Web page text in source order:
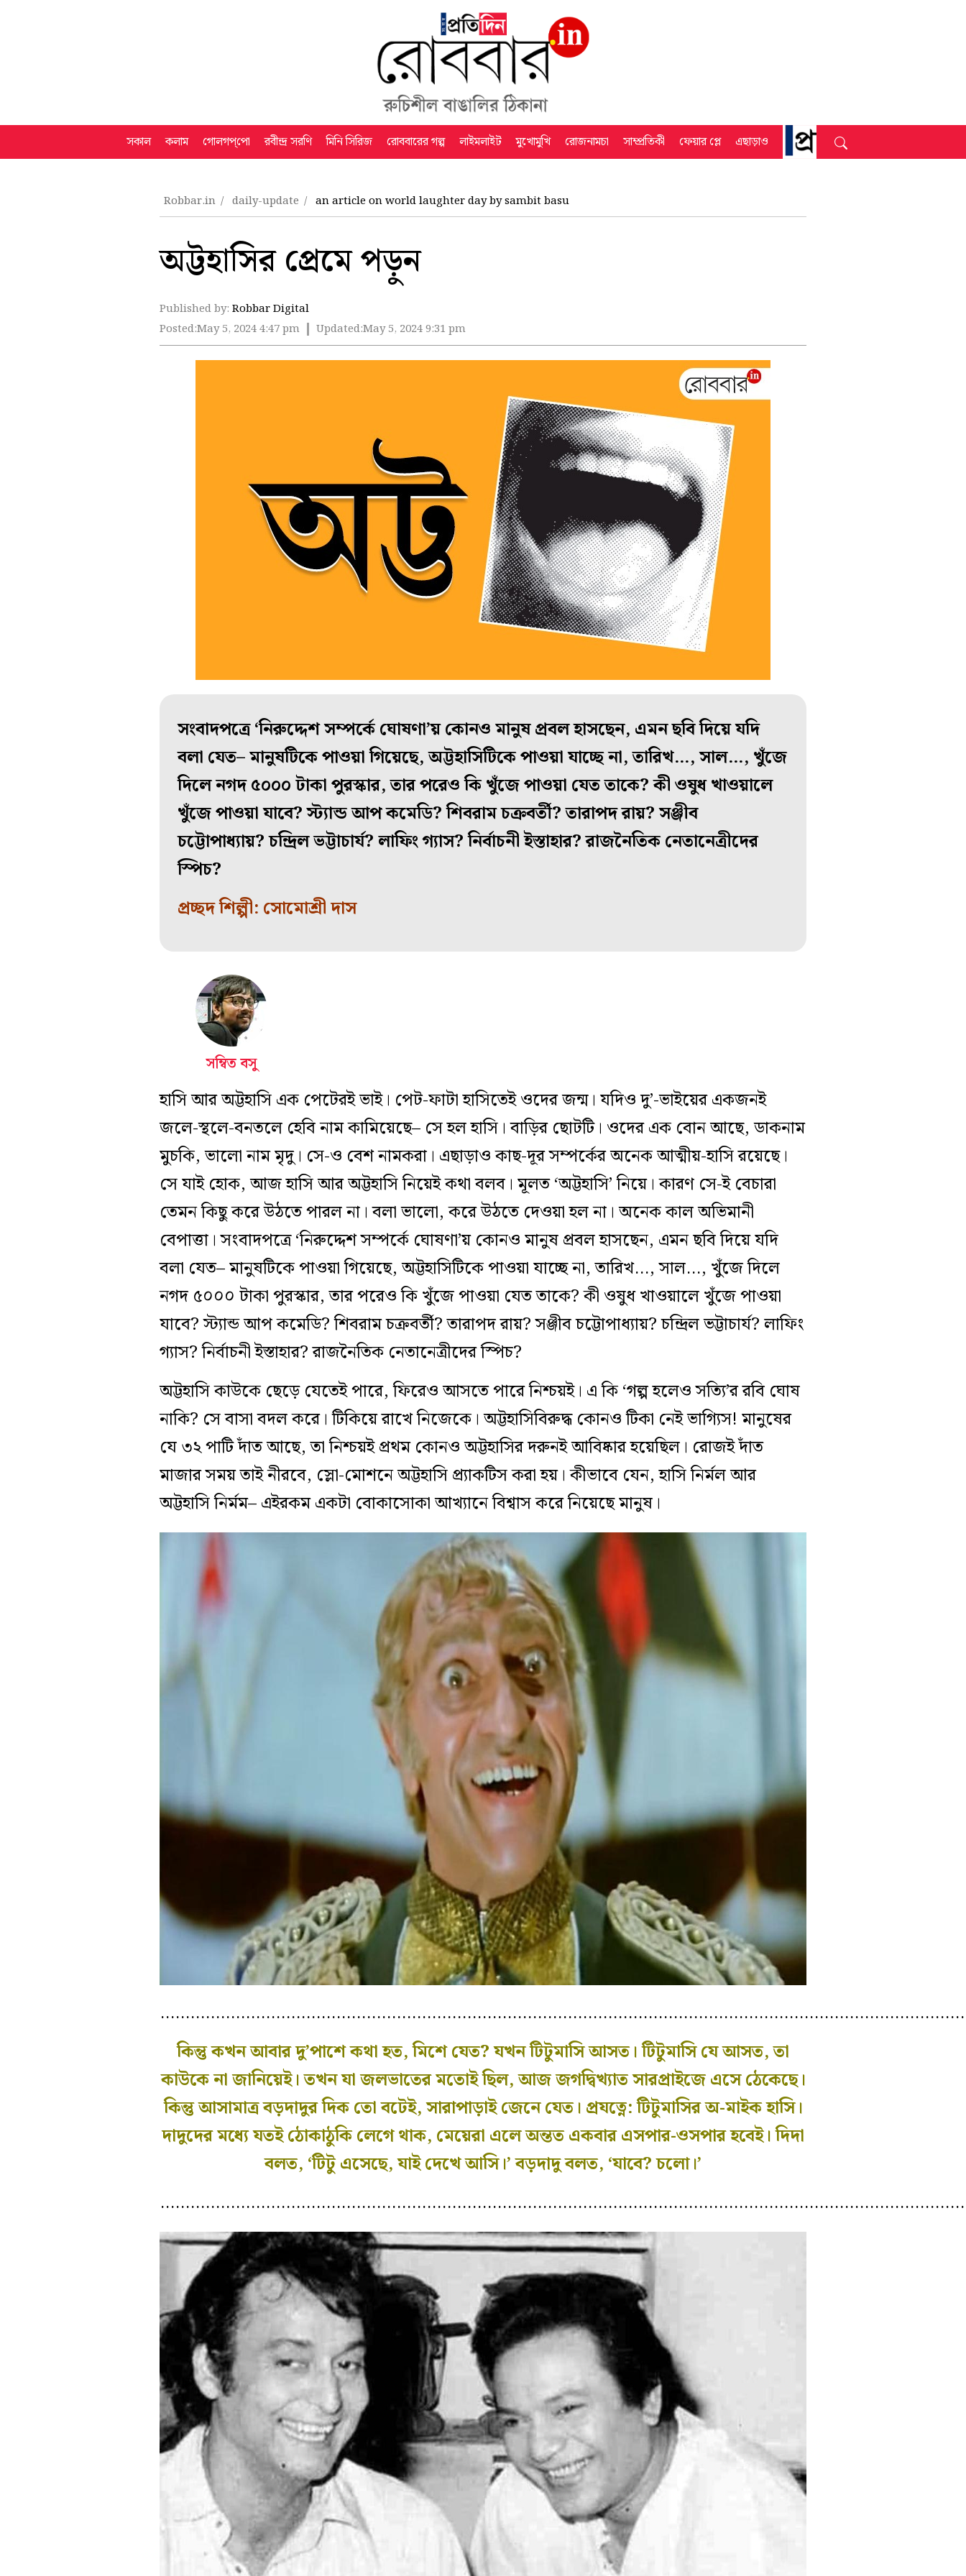
সকাল কলাম গোলগপ্‌পো রবীন্দ্র সরণি মিনি সিরিজ রোববারের গল্প লাইমলাইট মুখোমুখি রোজনামচা সাম্প্রতিকী ফেয়ার প্লে এছাড়াও
Robbar.in daily-update an article on world laughter day by sambit basu
অট্টহাসির প্রেমে পড়ুন
Published by: Robbar Digital
Posted:May 5, 2024 4:47 pm Updated:May 5, 2024 9:31 pm
সংবাদপত্রে ‘নিরুদ্দেশ সম্পর্কে ঘোষণা’য় কোনও মানুষ প্রবল হাসছেন, এমন ছবি দিয়ে যদি
বলা যেত– মানুষটিকে পাওয়া গিয়েছে, অট্টহাসিটিকে পাওয়া যাচ্ছে না, তারিখ…, সাল…, খুঁজে
দিলে নগদ ৫০০০ টাকা পুরস্কার, তার পরেও কি খুঁজে পাওয়া যেত তাকে? কী ওষুধ খাওয়ালে
খুঁজে পাওয়া যাবে? স্ট্যান্ড আপ কমেডি? শিবরাম চক্রবর্তী? তারাপদ রায়? সঞ্জীব
চট্টোপাধ্যায়? চন্দ্রিল ভট্টাচার্য? লাফিং গ্যাস? নির্বাচনী ইস্তাহার? রাজনৈতিক নেতানেত্রীদের
স্পিচ?
প্রচ্ছদ শিল্পী: সোমোশ্রী দাস
সম্বিত বসু
হাসি আর অট্টহাসি এক পেটেরই ভাই। পেট-ফাটা হাসিতেই ওদের জন্ম। যদিও দু’-ভাইয়ের একজনই
জলে-স্থলে-বনতলে হেবি নাম কামিয়েছে– সে হল হাসি। বাড়ির ছোটটি। ওদের এক বোন আছে, ডাকনাম
মুচকি, ভালো নাম মৃদু। সে-ও বেশ নামকরা। এছাড়াও কাছ-দূর সম্পর্কের অনেক আত্মীয়-হাসি রয়েছে।
সে যাই হোক, আজ হাসি আর অট্টহাসি নিয়েই কথা বলব। মূলত ‘অট্টহাসি’ নিয়ে। কারণ সে-ই বেচারা
তেমন কিছু করে উঠতে পারল না। বলা ভালো, করে উঠতে দেওয়া হল না। অনেক কাল অভিমানী
বেপাত্তা। সংবাদপত্রে ‘নিরুদ্দেশ সম্পর্কে ঘোষণা’য় কোনও মানুষ প্রবল হাসছেন, এমন ছবি দিয়ে যদি
বলা যেত– মানুষটিকে পাওয়া গিয়েছে, অট্টহাসিটিকে পাওয়া যাচ্ছে না, তারিখ…, সাল…, খুঁজে দিলে
নগদ ৫০০০ টাকা পুরস্কার, তার পরেও কি খুঁজে পাওয়া যেত তাকে? কী ওষুধ খাওয়ালে খুঁজে পাওয়া
যাবে? স্ট্যান্ড আপ কমেডি? শিবরাম চক্রবর্তী? তারাপদ রায়? সঞ্জীব চট্টোপাধ্যায়? চন্দ্রিল ভট্টাচার্য? লাফিং
গ্যাস? নির্বাচনী ইস্তাহার? রাজনৈতিক নেতানেত্রীদের স্পিচ?
অট্টহাসি কাউকে ছেড়ে যেতেই পারে, ফিরেও আসতে পারে নিশ্চয়ই। এ কি ‘গল্প হলেও সত্যি’র রবি ঘোষ
নাকি? সে বাসা বদল করে। টিকিয়ে রাখে নিজেকে। অট্টহাসিবিরুদ্ধ কোনও টিকা নেই ভাগ্যিস! মানুষের
যে ৩২ পাটি দাঁত আছে, তা নিশ্চয়ই প্রথম কোনও অট্টহাসির দরুনই আবিষ্কার হয়েছিল। রোজই দাঁত
মাজার সময় তাই নীরবে, স্লো-মোশনে অট্টহাসি প্র্যাকটিস করা হয়। কীভাবে যেন, হাসি নির্মল আর
অট্টহাসি নির্মম– এইরকম একটা বোকাসোকা আখ্যানে বিশ্বাস করে নিয়েছে মানুষ।
কিন্তু কখন আবার দু’পাশে কথা হত, মিশে যেত? যখন টিটুমাসি আসত। টিটুমাসি যে আসত, তা
কাউকে না জানিয়েই। তখন যা জলভাতের মতোই ছিল, আজ জগদ্বিখ্যাত সারপ্রাইজে এসে ঠেকেছে।
কিন্তু আসামাত্র বড়দাদুর দিক তো বটেই, সারাপাড়াই জেনে যেত। প্রযত্নে: টিটুমাসির অ-মাইক হাসি।
দাদুদের মধ্যে যতই ঠোকাঠুকি লেগে থাক, মেয়েরা এলে অন্তত একবার এসপার-ওসপার হবেই। দিদা
বলত, ‘টিটু এসেছে, যাই দেখে আসি।’ বড়দাদু বলত, ‘যাবে? চলো।’